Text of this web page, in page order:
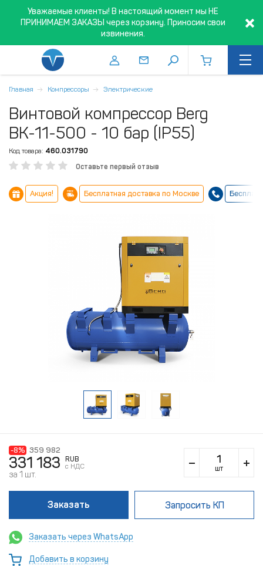
Уважаемые клиенты! В настоящий момент мы НЕ
ПРИНИМАЕМ ЗАКАЗЫ через корзину. Приносим свои
извинения.
Главная Компрессоры Электрические
Винтовой компрессор Berg
ВК-11-500 - 10 бар (IP55)
Код товара: 460.031790
Оставьте первый отзыв
Акция! Бесплатная доставка по Москве
-8% 359 982
331 183
RUB
c НДС
за 1 шт.
шт
Заказать Запросить КП
Заказать через WhatsApp
Добавить в корзину